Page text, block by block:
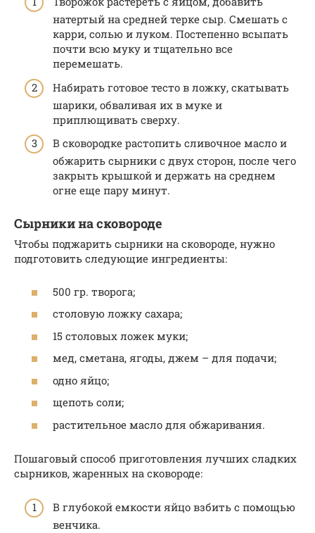
натертый на средней терке сыр. Смешать с
карри, солью и луком. Постепенно всыпать
почти всю муку и тщательно все
перемешать.
Набирать готовое тесто в ложку, скатывать
шарики, обваливая их в муке и
приплющивать сверху.
В сковородке растопить сливочное масло и
обжарить сырники с двух сторон, после чего
закрыть крышкой и держать на среднем
огне еще пару минут.
Сырники на сковороде
Чтобы поджарить сырники на сковороде, нужно
подготовить следующие ингредиенты:
500 гр. творога;
столовую ложку сахара;
15 столовых ложек муки;
мед, сметана, ягоды, джем – для подачи;
одно яйцо;
щепоть соли;
растительное масло для обжаривания.
Пошаговый способ приготовления лучших сладких
сырников, жаренных на сковороде:
В глубокой емкости яйцо взбить с помощью
венчика.